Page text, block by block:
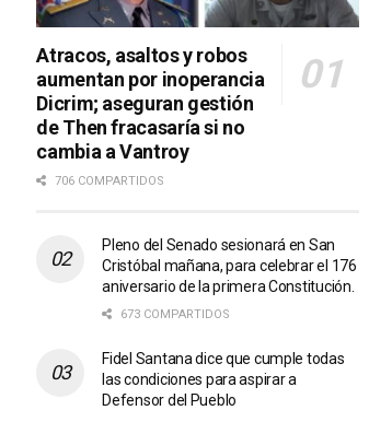
Atracos, asaltos y robos
aumentan por inoperancia
Dicrim; aseguran gestión
de Then fracasaría si no
cambia a Vantroy
706 COMPARTIDOS
Pleno del Senado sesionará en San
Cristóbal mañana, para celebrar el 176
aniversario de la primera Constitución.
673 COMPARTIDOS
Fidel Santana dice que cumple todas
las condiciones para aspirar a
Defensor del Pueblo